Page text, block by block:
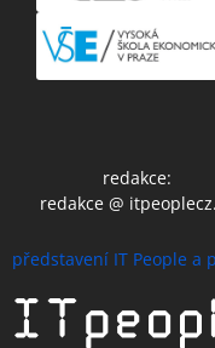
redakce:
redakce @
představení IT People a